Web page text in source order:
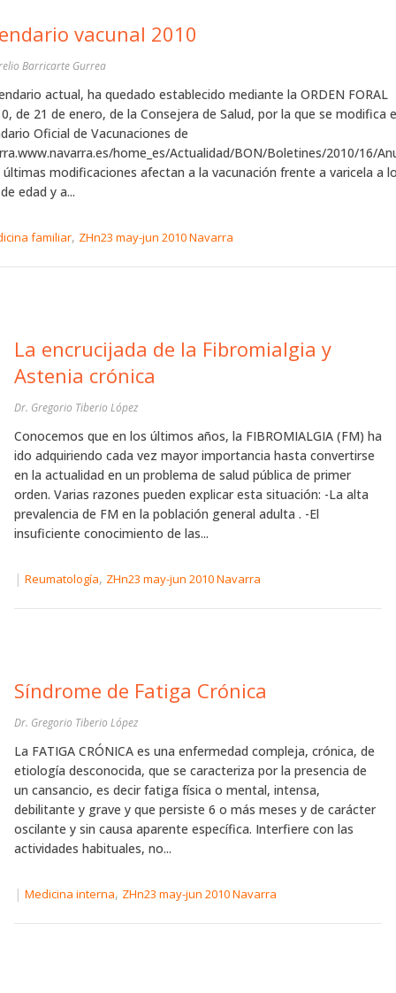
vacunal 2010
Barricarte Gurrea
actual, ha quedado establecido mediante la ORDEN FORAL
de 21 de enero, de la Consejera de Salud, por la que se modifica
Oficial de Vacunaciones de
home_es/Actualidad/BON/Boletines/2010/16/
últimas modificaciones afectan a la vacunación frente a varicela a
edad y a...
familiar, ZHn23 may-jun 2010 Navarra
La encrucijada de la Fibromialgia y
Astenia crónica
Dr. Gregorio Tiberio López
Conocemos que en los últimos años, la FIBROMIALGIA (FM) ha
ido adquiriendo cada vez mayor importancia hasta convertirse
en la actualidad en un problema de salud pública de primer
orden. Varias razones pueden explicar esta situación: -La alta
prevalencia de FM en la población general adulta . -El
insuficiente conocimiento de las...
| Reumatología, ZHn23 may-jun 2010 Navarra
Síndrome de Fatiga Crónica
Dr. Gregorio Tiberio López
La FATIGA CRÓNICA es una enfermedad compleja, crónica, de
etiología desconocida, que se caracteriza por la presencia de
un cansancio, es decir fatiga física o mental, intensa,
debilitante y grave y que persiste 6 o más meses y de carácter
oscilante y sin causa aparente específica. Interfiere con las
actividades habituales, no...
| Medicina interna, ZHn23 may-jun 2010 Navarra